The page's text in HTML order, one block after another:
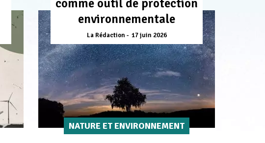
comme outil de protection
environnementale
La Rédaction 17 juin 2026
NATURE ET ENVIRONNEMENT